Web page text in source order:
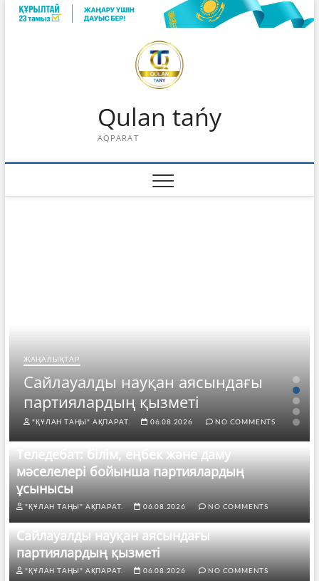
Skip
Qulan tańy
AQPARAT
ЖАҢАЛЫҚТАР
Сайлауалды науқан аясындағы
партиялардың қызметі
"ҚҰЛАН ТАҢЫ" АҚПАРАТ. 06.08.2026 NO COMMENTS
Теледебат: білім, еңбек және даму
мәселелері бойынша партиялардың
ұсынысы
"ҚҰЛАН ТАҢЫ" АҚПАРАТ. 06.08.2026 NO COMMENTS
Сайлауалды науқан аясындағы
партиялардың қызметі
"ҚҰЛАН ТАҢЫ" АҚПАРАТ. 06.08.2026 NO COMMENTS